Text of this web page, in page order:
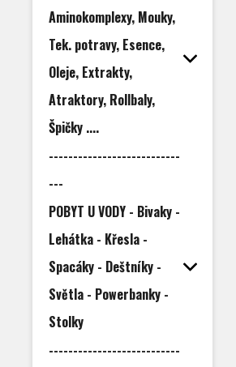
Aminokomplexy, Mouky,
Tek. potravy, Esence,
Oleje, Extrakty,
Atraktory, Rollbaly,
Špičky ....
---------------------------
---
POBYT U VODY - Bivaky -
Lehátka - Křesla -
Spacáky - Deštníky -
Světla - Powerbanky -
Stolky
---------------------------